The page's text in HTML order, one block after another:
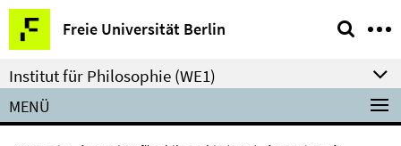
Springe
direkt
zu
Inhalt
Freie Universität Berlin
Service-
Navigation
Institut für Philosophie (WE1)
MENÜ